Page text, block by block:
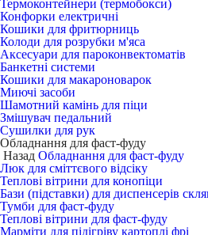
Термоконтейнери (термобокси)
Конфорки електричні
Кошики для фритюрниць
Колоди для розрубки м'яса
Аксесуари для пароконвектоматів
Банкетні системи
Кошики для макароноварок
Миючі засоби
Шамотний камінь для піци
Змішувач педальний
Сушилки для рук
Обладнання для фаст-фуду
Назад Обладнання для фаст-фуду
Люк для сміттєвого відсіку
Теплові вітрини для конопіци
Бази (підставки) для диспенсерів
Тумби для фаст-фуду
Теплові вітрини для фаст-фуду
Марміти для підігріву картоплі фрі